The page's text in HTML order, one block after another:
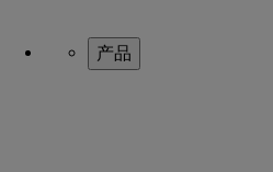
产品